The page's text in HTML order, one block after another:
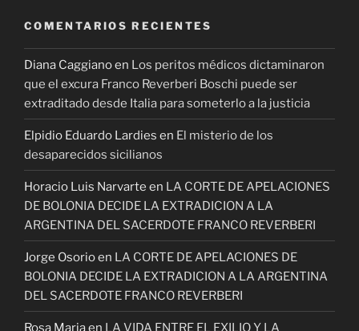
COMENTARIOS RECIENTES
Diana Caggianoen Los peritos médicos dictaminaron
que el excura Franco Reverberi Boschi puede ser
extraditado desde Italia para someterlo a la justicia
Elpidio Eduardo Lardies en El misterio de los
desaparecidos sicilianos
Horacio Luis Narvarte en LA CORTE DE APELACIONES
DE BOLONIA DECIDE LA EXTRADICION A LA
ARGENTINA DEL SACERDOTE FRANCO REVERBERI
Jorge Osorioen LA CORTE DE APELACIONES DE
BOLONIA DECIDE LA EXTRADICION A LA ARGENTINA
DEL SACERDOTE FRANCO REVERBERI
Rosa Mariaen LA VIDA ENTRE EL EXILIO Y LA